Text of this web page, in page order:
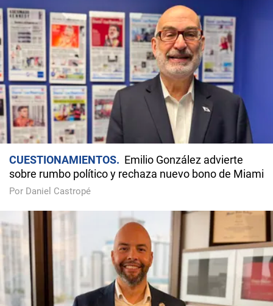
CUESTIONAMIENTOS
Emilio González advierte
sobre rumbo político y rechaza nuevo bono de Miami
Por Daniel Castropé